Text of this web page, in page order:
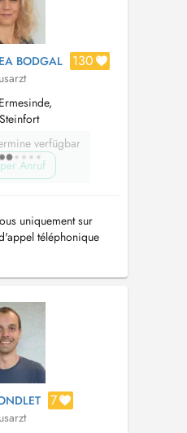
BODGAL 130
verfügbar
Anruf
uniquement sur
téléphonique
vous garer sur le
gratuitement et
entre les nouveaux
p...
7